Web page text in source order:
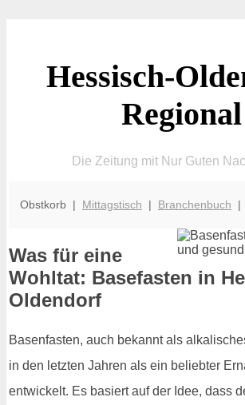
Hessisch-
Regional
Die Zeitung mit Nur Guten
Obstkorb | Mittagstisch | Branchenbuch |
Was für eine
Wohltat: Basefasten in
Oldendorf
Basenfasten, auch bekannt als
in den letzten Jahren als ein beliebter
entwickelt. Es basiert auf der Idee, dass